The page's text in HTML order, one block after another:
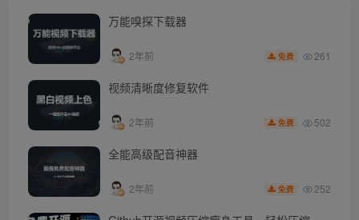
万能嗅探下载器
2年前 免费 261
视频清晰度修复软件
2年前 免费 502
全能高级配音神器
2年前 免费 252